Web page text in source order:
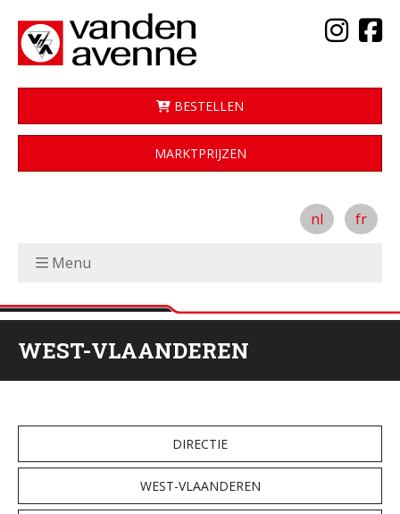
BESTELLEN
MARKTPRIJZEN
nl fr
Menu
WEST-VLAANDEREN
DIRECTIE
WEST-VLAANDEREN